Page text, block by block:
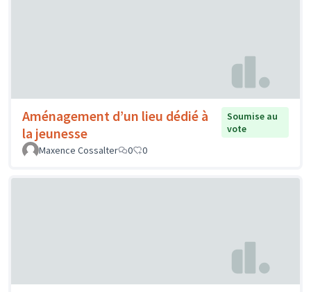
Aménagement d’un lieu dédié à
la jeunesse
Soumise au
vote
Maxence Cossalter
0 0